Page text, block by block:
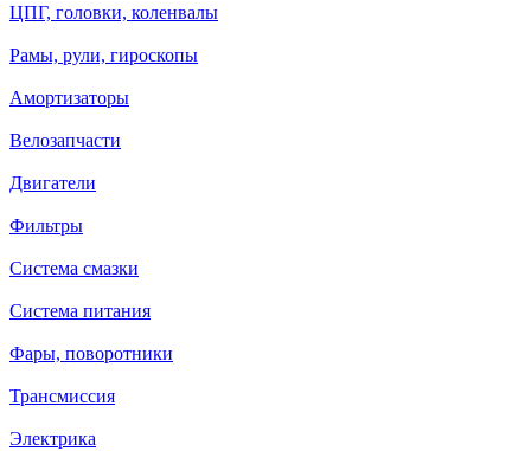
ЦПГ, головки, коленвалы
Рамы, рули, гироскопы
Амортизаторы
Велозапчасти
Двигатели
Фильтры
Система смазки
Система питания
Фары, поворотники
Трансмиссия
Электрика